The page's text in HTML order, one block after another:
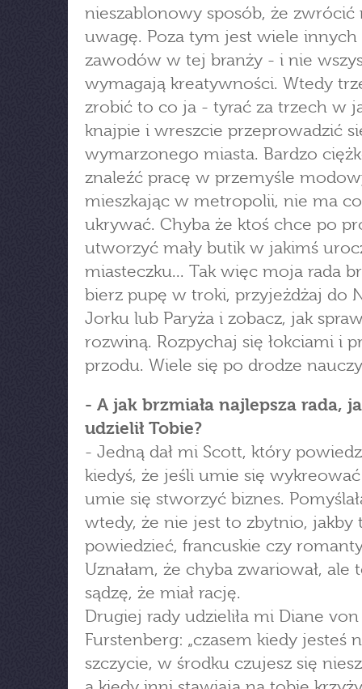
nieszablonowy sposób, że zwrócić
uwagę. Poza tym jest wiele innych
zawodów w tej branży - i nie
wymagają kreatywności. Wtedy
zrobić to co ja - tyrać za trzech w
knajpie i wreszcie przeprowadzić
wymarzonego miasta. Bardzo
znaleźć pracę w przemyśle
mieszkając w metropolii, nie ma
ukrywać. Chyba że ktoś chce po
utworzyć mały butik w jakimś
miasteczku... Tak więc moja rada
bierz pupę w troki, przyjeżdżaj do
Jorku lub Paryża i zobacz, jak
rozwiną. Rozpychaj się łokciami i
przodu. Wiele się po drodze
- A jak brzmiała najlepsza rada,
udzielił Tobie?
- Jedną dał mi Scott, który
kiedyś, że jeśli umie się
umie się stworzyć biznes.
wtedy, że nie jest to zbytnio, jakby
powiedzieć, francuskie czy
Uznałam, że chyba zwariował, ale
sądzę, że miał rację.
Drugiej rady udzieliła mi Diane von
Furstenberg: „czasem kiedy jesteś
szczycie, w środku czujesz się